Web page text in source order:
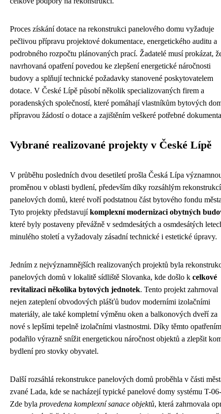
Proces získání dotace na rekonstrukci panelového domu vyžaduje
pečlivou přípravu projektové dokumentace, energetického auditu a
podrobného rozpočtu plánovaných prací. Žadatelé musí prokázat,
navrhovaná opatření povedou ke zlepšení energetické náročnosti
budovy a splňují technické požadavky stanovené poskytovatelem
dotace. V České Lípě působí několik specializovaných firem a
poradenských společností, které pomáhají vlastníkům bytových
přípravou žádostí o dotace a zajištěním veškeré potřebné
Vybrané realizované projekty v České Lípě
V průběhu posledních dvou desetiletí prošla Česká Lípa
proměnou v oblasti bydlení, především díky rozsáhlým
panelových domů, které tvoří podstatnou část bytového fondu
Tyto projekty představujíkomplexní modernizaci obytných
které byly postaveny převážně v sedmdesátých a osmdesátých
minulého století a vyžadovaly zásadní technické i estetické úpravy.
Jedním z nejvýznamnějších realizovaných projektů byla
panelových domů v lokalitě sídliště Slovanka, kde došlo k celkové
revitalizaci několika bytových jednotek. Tento projekt zahrnoval
nejen zateplení obvodových plášťů budov moderními izolačními
materiály, ale také kompletní výměnu oken a balkonových dveří za
nové s lepšími tepelně izolačními vlastnostmi. Díky těmto
podařilo výrazně snížit energetickou náročnost objektů a zlepšit
bydlení pro stovky obyvatel.
Další rozsáhlá rekonstrukce panelových domů proběhla v části
zvané Lada, kde se nacházejí typické panelové domy systému T-
Zde byla provedena komplexní sanace objektů, která zahrnovala